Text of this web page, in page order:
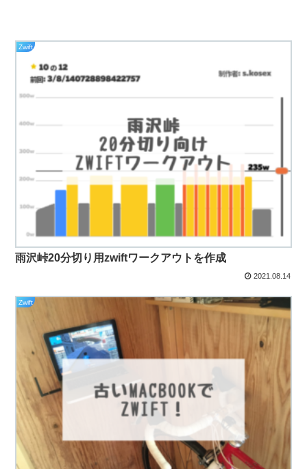
Zwift
雨沢峠20分切り用zwiftワークアウトを作成
2021.08.14
Zwift